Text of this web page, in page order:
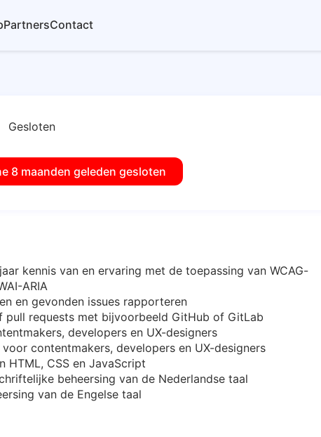
PartnersContact
Gesloten
8 maanden geleden gesloten
kennis van en ervaring met de toepassing van WCAG-
ARIA
en gevonden issues rapporteren
pull requests met bijvoorbeeld GitHub of GitLab
developers en UX-designers
contentmakers, developers en UX-designers
CSS en JavaScript
beheersing van de Nederlandse taal
van de Engelse taal